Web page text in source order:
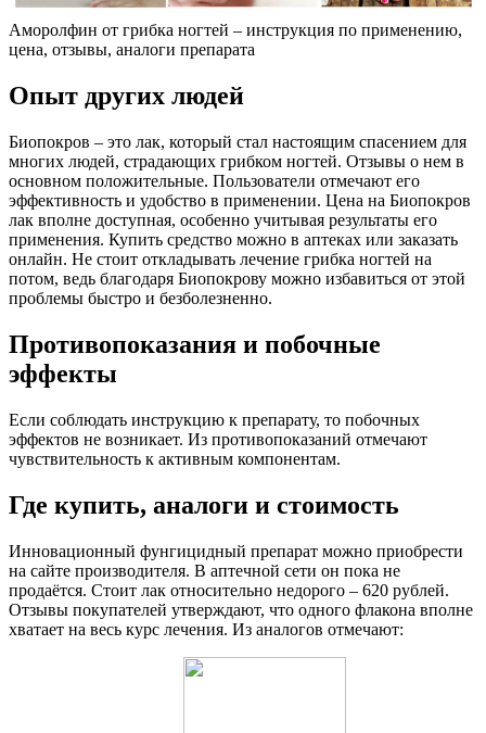
Аморолфин от грибка ногтей – инструкция по применению,
цена, отзывы, аналоги препарата
Опыт других людей
Биопокров – это лак, который стал настоящим спасением для
многих людей, страдающих грибком ногтей. Отзывы о нем в
основном положительные. Пользователи отмечают его
эффективность и удобство в применении. Цена на Биопокров
лак вполне доступная, особенно учитывая результаты его
применения. Купить средство можно в аптеках или заказать
онлайн. Не стоит откладывать лечение грибка ногтей на
потом, ведь благодаря Биопокрову можно избавиться от этой
проблемы быстро и безболезненно.
Противопоказания и побочные
эффекты
Если соблюдать инструкцию к препарату, то побочных
эффектов не возникает. Из противопоказаний отмечают
чувствительность к активным компонентам.
Где купить, аналоги и стоимость
Инновационный фунгицидный препарат можно приобрести
на сайте производителя. В аптечной сети он пока не
продаётся. Стоит лак относительно недорого – 620 рублей.
Отзывы покупателей утверждают, что одного флакона вполне
хватает на весь курс лечения. Из аналогов отмечают: